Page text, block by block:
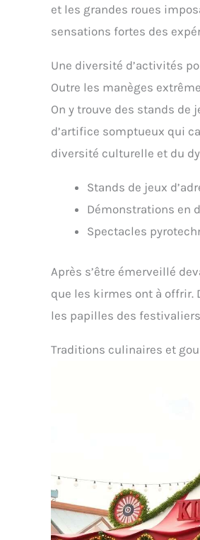
et les grandes roues
sensations fortes des
Une diversité d’activités
Outre les manèges
On y trouve des stands de
d’artifice somptueux qui
diversité culturelle et du
Stands de jeux
Démonstrations en
Spectacles
Après s’être émerveillé
que les kirmes ont à offrir.
les papilles des
Traditions culinaires et